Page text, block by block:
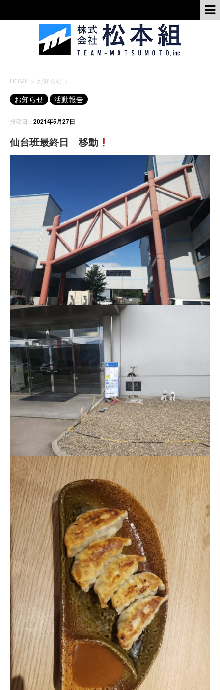
HOME > お知らせ >
お知らせ 活動報告
投稿日： 2021年5月27日
仙台班最終日 移動